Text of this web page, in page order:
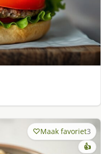
Maak favoriet3
👍